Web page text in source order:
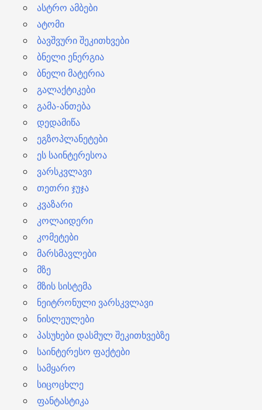
ასტრო ამბები
ატომი
ბავშვური შეკითხვები
ბნელი ენერგია
ბნელი მატერია
გალაქტიკები
გამა-ანთება
დედამიწა
ეგზოპლანეტები
ეს საინტერესოა
ვარსკვლავი
თეთრი ჯუჯა
კვაზარი
კოლაიდერი
კომეტები
მარსმავლები
მზე
მზის სისტემა
ნეიტრონული ვარსკვლავი
ნისლეულები
პასუხები დასმულ შეკითხვებზე
საინტერესო ფაქტები
სამყარო
სიცოცხლე
ფანტასტიკა